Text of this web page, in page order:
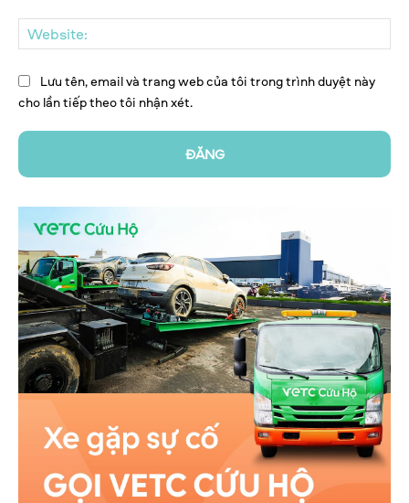
Lưu tên, email và trang web của tôi trong trình duyệt này
cho lần tiếp theo tôi nhận xét.